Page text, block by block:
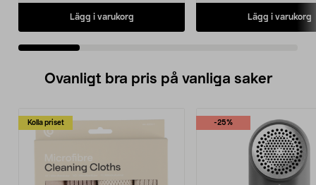
Lägg i varukorg Lägg i varukorg
Ovanligt bra pris på vanliga saker
Kolla priset -25%